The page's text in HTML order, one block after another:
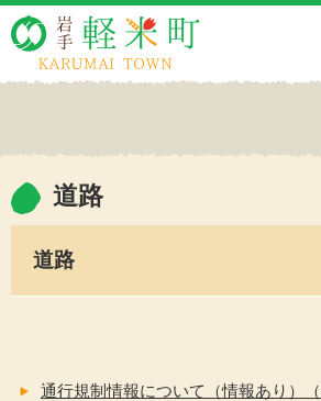
道路
道路
通行規制情報について（情報あり）（